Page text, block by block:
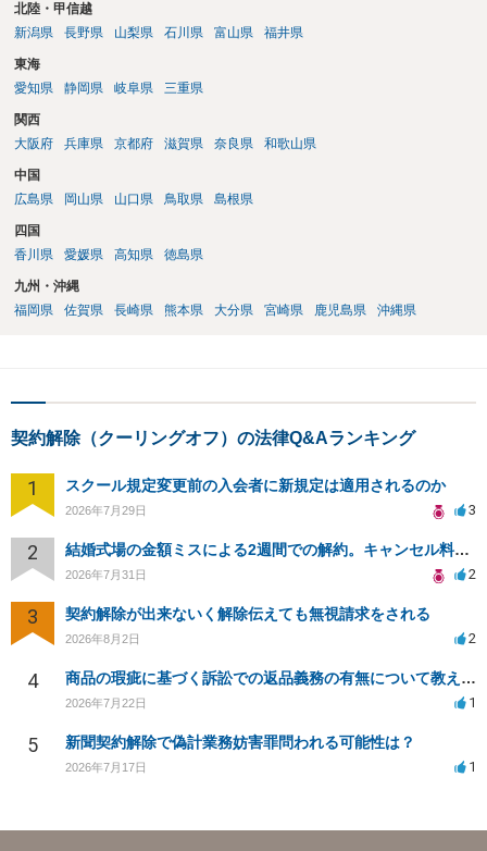
北陸・甲信越
新潟県
長野県 山梨県 石川県 富山県 福井県
東海
愛知県
静岡県 岐阜県 三重県
関西
大阪府
兵庫県 京都府 滋賀県 奈良県 和歌山県
中国
広島県
岡山県 山口県 鳥取県 島根県
四国
香川県
愛媛県 高知県 徳島県
九州・沖縄
福岡県
佐賀県 長崎県 熊本県 大分県 宮崎県 鹿児島県 沖縄県
契約解除（クーリングオフ）の法律Q&Aランキング
1 スクール規定変更前の入会者に新規定は適用されるのか
2026年7月29日 3
2 結婚式場の金額ミスによる2週間での解約。キャンセル料10万円の免除は可能か。
2026年7月31日 2
3 契約解除が出来ないく解除伝えても無視請求をされる
2026年8月2日 2
4 商品の瑕疵に基づく訴訟での返品義務の有無について教えてください
2026年7月22日 1
5 新聞契約解除で偽計業務妨害罪問われる可能性は？
2026年7月17日 1